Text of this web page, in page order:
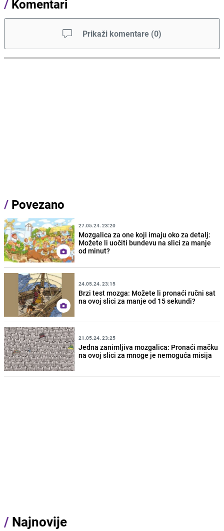
/ Komentari
Prikaži komentare (0)
/ Povezano
27.05.24. 23:20
Mozgalica za one koji imaju oko za detalj:
Možete li uočiti bundevu na slici za manje
od minut?
24.05.24. 23:15
Brzi test mozga: Možete li pronaći ručni sat
na ovoj slici za manje od 15 sekundi?
21.05.24. 23:25
Jedna zanimljiva mozgalica: Pronaći mačku
na ovoj slici za mnoge je nemoguća misija
/ Najnovije